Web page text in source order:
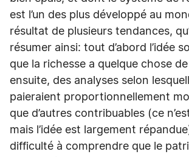
est l’un des plus développé au
résultat de plusieurs tendances,
résumer ainsi: tout d’abord l’idée
que la richesse a quelque chose
ensuite, des analyses selon
paieraient proportionnellement
que d’autres contribuables (ce
mais l’idée est largement
difficulté à comprendre que le